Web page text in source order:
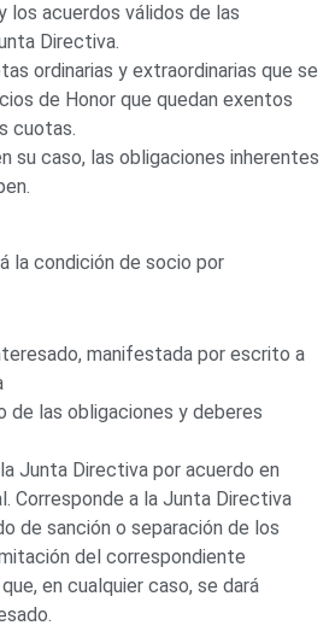
los acuerdos válidos de las
Directiva.
ordinarias y extraordinarias que se
de Honor que quedan exentos
cuotas.
su caso, las obligaciones inherentes
la condición de socio por
manifestada por escrito a
de las obligaciones y deberes
Junta Directiva por acuerdo en
Corresponde a la Junta Directiva
de sanción o separación de los
del correspondiente
en cualquier caso, se dará